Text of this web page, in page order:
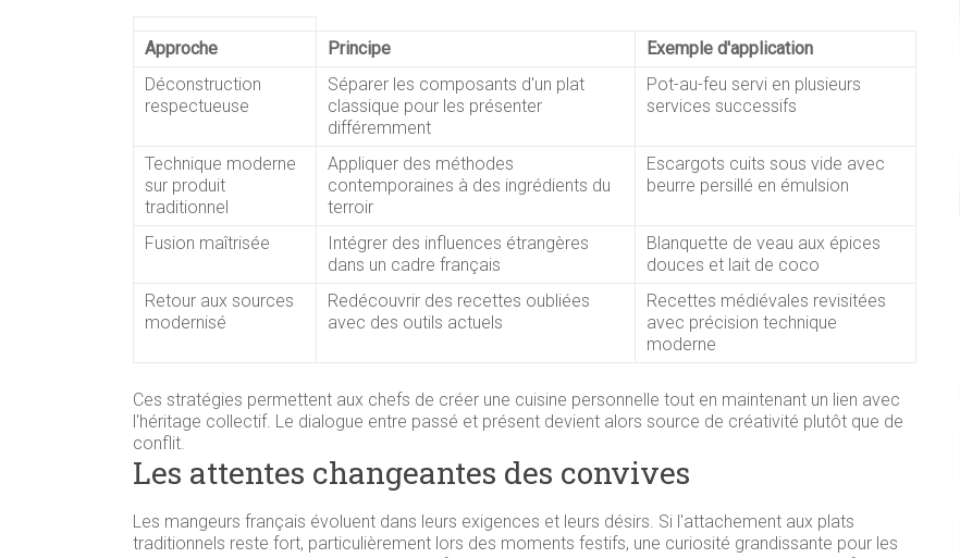
Approche Principe
Exemple d'application
Déconstruction
respectueuse
Séparer les composants d'un plat
classique pour les présenter
différemment
Pot-au-feu servi en plusieurs
services successifs
Technique moderne
sur produit
traditionnel
Appliquer des méthodes
contemporaines à des ingrédients du
terroir
Escargots cuits sous vide avec
beurre persillé en émulsion
Fusion maîtrisée
Intégrer des influences étrangères
dans un cadre français
Blanquette de veau aux épices
douces et lait de coco
Retour aux sources
modernisé
Redécouvrir des recettes oubliées
avec des outils actuels
Recettes médiévales revisitées
avec précision technique
moderne
Ces stratégies permettent aux chefs de créer une cuisine personnelle tout en maintenant un lien avec
l'héritage collectif. Le dialogue entre passé et présent devient alors source de créativité plutôt que de
conflit.
Les attentes changeantes des convives
Les mangeurs français évoluent dans leurs exigences et leurs désirs. Si l'attachement aux plats
traditionnels reste fort, particulièrement lors des moments festifs, une curiosité grandissante pour les